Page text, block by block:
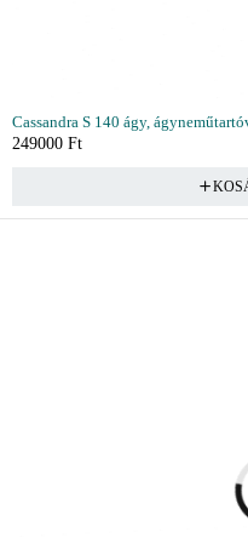
Cassandra S 140 ágy,
249000 Ft